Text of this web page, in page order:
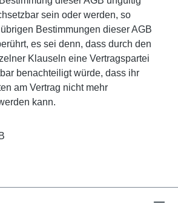
sein oder werden, so
Bestimmungen dieser AGB
es sei denn, dass durch den
Klauseln eine Vertragspartei
benachteiligt würde, dass ihr
am Vertrag nicht mehr
kann.